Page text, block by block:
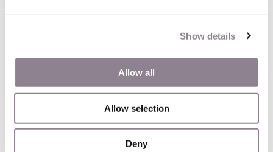
Show details
Allow all
Allow selection
Deny